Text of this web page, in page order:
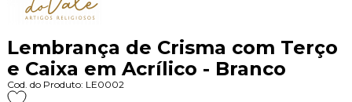
Lembrança de Crisma com Terço
e Caixa em Acrílico - Branco
Cod. do Produto: LE0002